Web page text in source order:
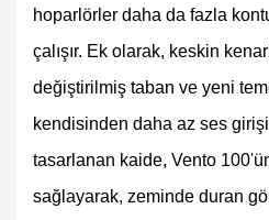
hoparlörler daha da fazla
çalışır. Ek olarak, keskin
değiştirilmiş taban ve yeni
kendisinden daha az ses
tasarlanan kaide, Vento
sağlayarak, zeminde duran